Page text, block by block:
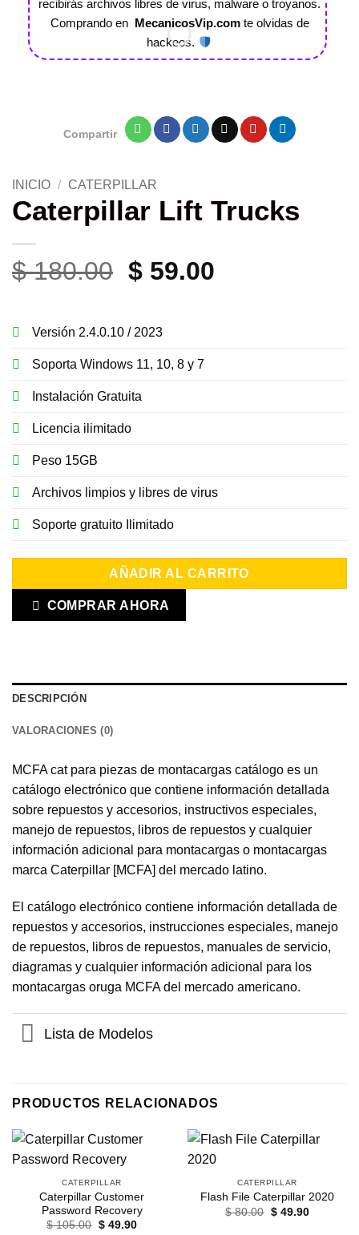
recibirás archivos libres de virus, malware o troyanos.
Comprando en MecanicosVip.comte olvidas de
hackeos.
Compartir
INICIO / CATERPILLAR
Caterpillar Lift Trucks
$180.00 El
original
$ 180.00.
$59.00El
Versión 2.4.0.10 / 2023
Soporta Windows 11, 10, 8 y 7
Instalación Gratuita
Licencia ilimitado
Peso 15GB
Archivos limpios y libres de virus
Soporte gratuito Ilimitado
AÑADIR AL CARRITO
COMPRAR AHORA
DESCRIPCIÓN
VALORACIONES (0)
MCFA cat para piezas de montacargas catálogo es un
catálogo electrónico que contiene información detallada
sobre repuestos y accesorios, instructivos especiales,
manejo de repuestos, libros de repuestos y cualquier
información adicional para montacargas o montacargas
marca Caterpillar [MCFA] del mercado latino.
El catálogo electrónico contiene información detallada de
repuestos y accesorios, instrucciones especiales, manejo
de repuestos, libros de repuestos, manuales de servicio,
diagramas y cualquier información adicional para los
montacargas oruga MCFA del mercado americano.
Lista de Modelos
PRODUCTOS RELACIONADOS
CATERPILLAR
Caterpillar Customer
Password Recovery
$105.00 El
$49.90El
CATERPILLAR
Flash File Caterpillar 2020
$80.00 El
$49.90El